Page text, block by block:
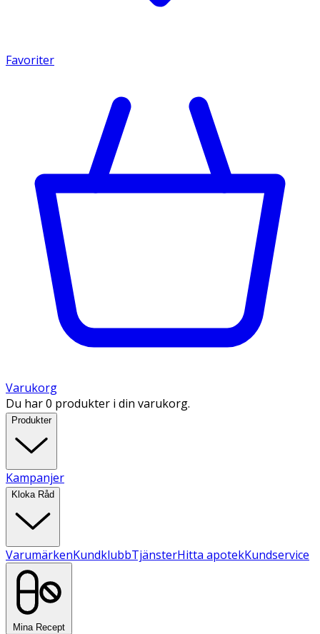
Favoriter
Varukorg
Du har 0 produkter i din varukorg.
Produkter
Kampanjer
Kloka Råd
VarumärkenKundklubbTjänsterHitta apotekKundservice
Mina Recept